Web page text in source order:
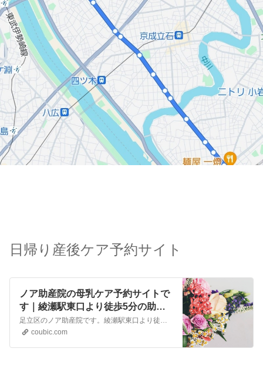
日帰り産後ケア予約サイト
ノア助産院の母乳ケア予約サイトで
す｜綾瀬駅東口より徒歩5分の助産
院です。乳房マッサージだけでな
く、母乳の飲ませ方も行っていま
す。葛飾区産後ケア・墨田区産後ケ
足立区のノア助産院です。綾瀬駅東口より徒歩5分のところにあります。乳房トラブルのマッサージや、母乳の飲ませ方を行っています。 葛飾区産後ケア・墨田区産後ケアがお受けいただけます。 日帰り産後ケアでは、ママのオイルマッサージや手形足形アートなども行っております。 母乳の飲ませ方では、舌の矯正があるため生後3か月までのお子さまが対象となります。 日曜祝日もケア…
coubic.com